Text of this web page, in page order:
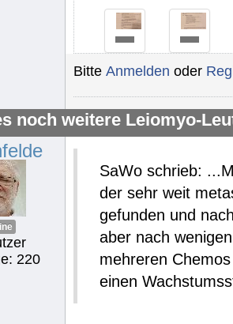
Bitte Anmelden oder
noch weitere Leiomyo-
220
SaWo schrieb:
der sehr weit
gefunden und
aber nach
mehreren
einen